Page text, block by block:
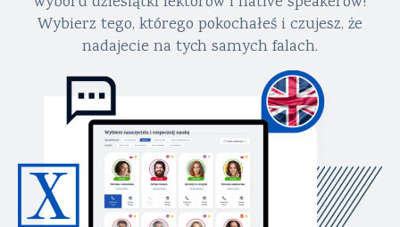
Wybierz tego, którego pokochałeś i czujesz, że
nadajecie na tych samych falach.